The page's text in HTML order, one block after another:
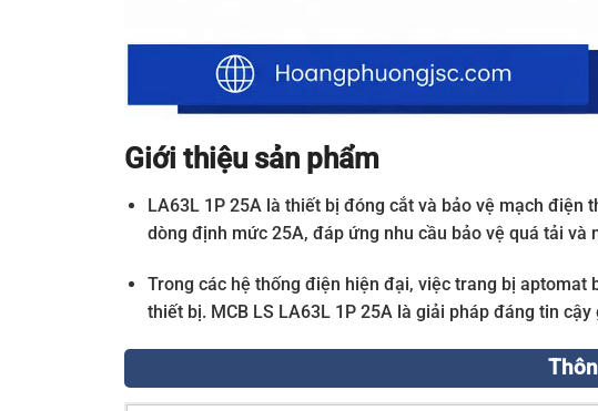
Giới thiệu sản phẩm
LA63L 1P 25A là thiết bị đóng cắt và bảo vệ mạch điện
dòng định mức 25A, đáp ứng nhu cầu bảo vệ quá tải
Trong các hệ thống điện hiện đại, việc trang bị
thiết bị. MCB LS LA63L 1P 25A là giải pháp đáng tin